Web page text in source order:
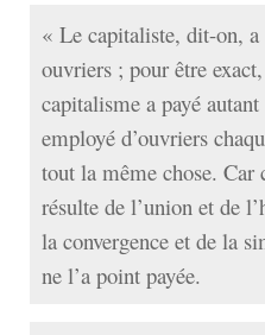
« Le capitaliste, dit-on, a
ouvriers ; pour être
capitalisme a payé
employé d’ouvriers
tout la même chose. Car
résulte de l’union et de
la convergence et de la
ne l’a point payée.